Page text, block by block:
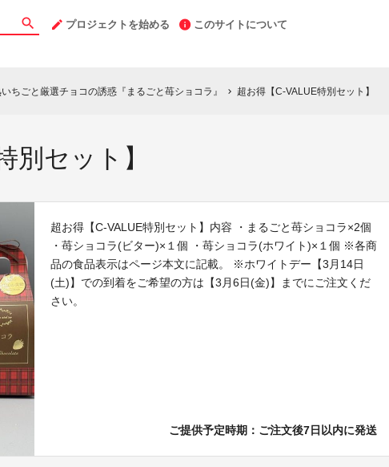
プロジェクトを始める このサイトについて
ちごと厳選チョコの誘惑『まるごと苺ショコラ』 chevron_right 超お得【C-VALUE特別セット】
別セット】
超お得【C-VALUE特別セット】内容 ・まるごと苺ショコラ×2個
・苺ショコラ(ビター)×１個 ・苺ショコラ(ホワイト)×１個 ※各商
品の食品表示はページ本文に記載。 ※ホワイトデー【3月14日
(土)】での到着をご希望の方は【3月6日(金)】までにご注文くだ
さい。
ご提供予定時期：ご注文後7日以内に発送